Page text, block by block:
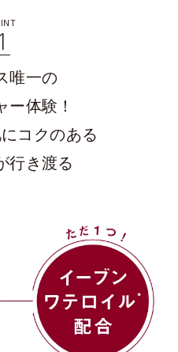
唯一の
ー体験！
コクのある
行き渡る